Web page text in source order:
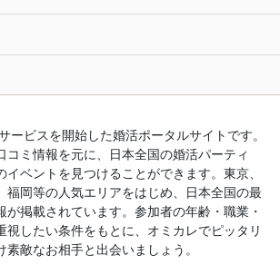
ービスを開始した婚活ポータルサイトです。
コミ情報を元に、日本全国の婚活パーティ
イベントを見つけることができます。東京、
福岡等の人気エリアをはじめ、日本全国の最
が掲載されています。参加者の年齢・職業・
視したい条件をもとに、オミカレでピッタリ
敵なお相手と出会いましょう。